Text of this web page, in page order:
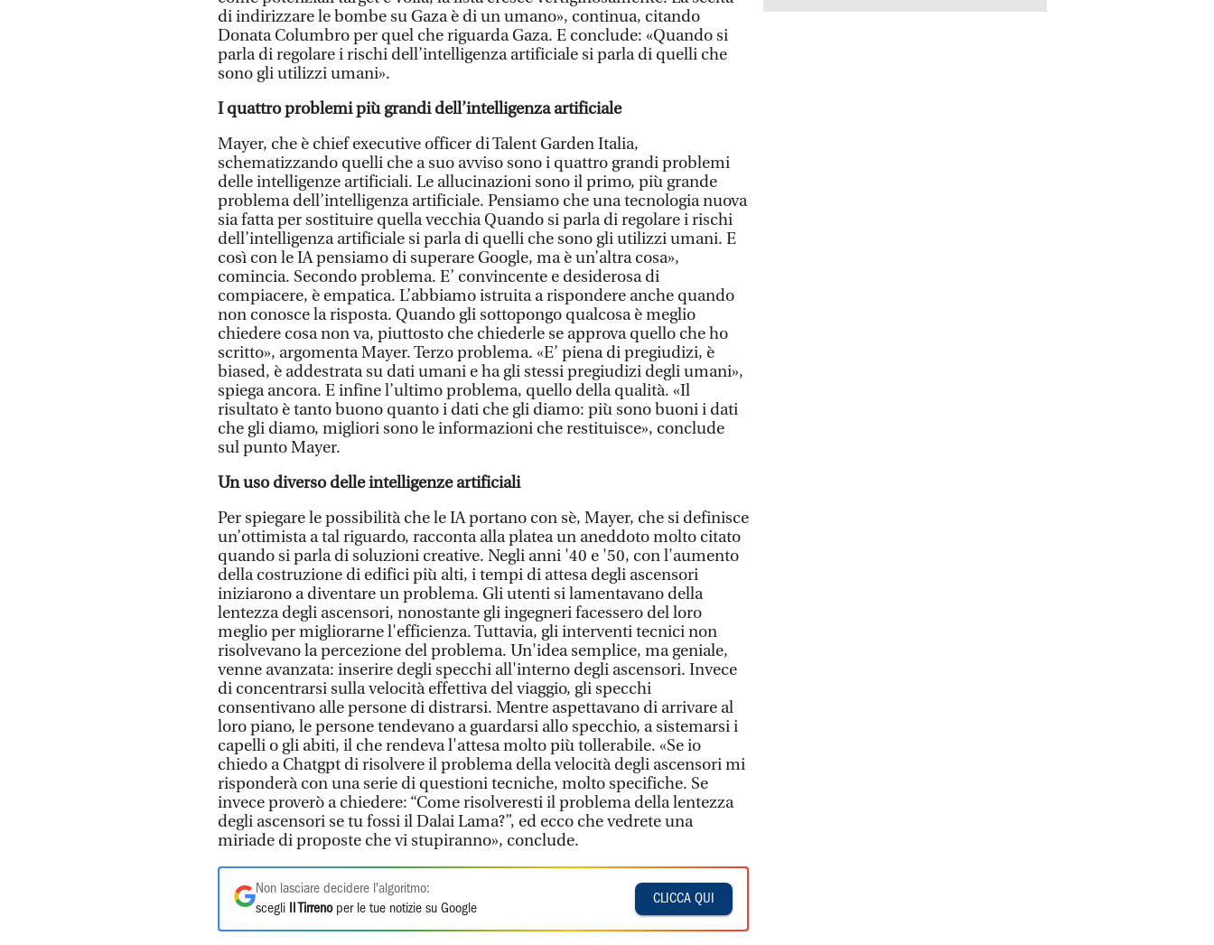
di indirizzare le bombe su Gaza è di un umano», continua, citando
Donata Columbro per quel che riguarda Gaza. E conclude: «Quando si
parla di regolare i rischi dell’intelligenza artificiale si parla di quelli che
sono gli utilizzi umani».
I quattro problemi più grandi dell’intelligenza artificiale
Mayer, che è chief executive officer di Talent Garden Italia,
schematizzando quelli che a suo avviso sono i quattro grandi problemi
delle intelligenze artificiali. Le allucinazioni sono il primo, più grande
problema dell’intelligenza artificiale. Pensiamo che una tecnologia nuova
sia fatta per sostituire quella vecchia Quando si parla di regolare i rischi
dell’intelligenza artificiale si parla di quelli che sono gli utilizzi umani. E
così con le IA pensiamo di superare Google, ma è un’altra cosa»,
comincia. Secondo problema. E’ convincente e desiderosa di
compiacere, è empatica. L’abbiamo istruita a rispondere anche quando
non conosce la risposta. Quando gli sottopongo qualcosa è meglio
chiedere cosa non va, piuttosto che chiederle se approva quello che ho
scritto», argomenta Mayer. Terzo problema. «E’ piena di pregiudizi, è
biased, è addestrata su dati umani e ha gli stessi pregiudizi degli umani»,
spiega ancora. E infine l’ultimo problema, quello della qualità. «Il
risultato è tanto buono quanto i dati che gli diamo: più sono buoni i dati
che gli diamo, migliori sono le informazioni che restituisce», conclude
sul punto Mayer.
Un uso diverso delle intelligenze artificiali
Per spiegare le possibilità che le IA portano con sè, Mayer, che si definisce
un’ottimista a tal riguardo, racconta alla platea un aneddoto molto citato
quando si parla di soluzioni creative. Negli anni '40 e '50, con l'aumento
della costruzione di edifici più alti, i tempi di attesa degli ascensori
iniziarono a diventare un problema. Gli utenti si lamentavano della
lentezza degli ascensori, nonostante gli ingegneri facessero del loro
meglio per migliorarne l'efficienza. Tuttavia, gli interventi tecnici non
risolvevano la percezione del problema. Un'idea semplice, ma geniale,
venne avanzata: inserire degli specchi all'interno degli ascensori. Invece
di concentrarsi sulla velocità effettiva del viaggio, gli specchi
consentivano alle persone di distrarsi. Mentre aspettavano di arrivare al
loro piano, le persone tendevano a guardarsi allo specchio, a sistemarsi i
capelli o gli abiti, il che rendeva l'attesa molto più tollerabile. «Se io
chiedo a Chatgpt di risolvere il problema della velocità degli ascensori mi
risponderà con una serie di questioni tecniche, molto specifiche. Se
invece proverò a chiedere: “Come risolveresti il problema della lentezza
degli ascensori se tu fossi il Dalai Lama?”, ed ecco che vedrete una
miriade di proposte che vi stupiranno», conclude.
Non lasciare decidere l'algoritmo:
scegli
Il Tirrenoper le tue notizie su Google
CLICCA QUI